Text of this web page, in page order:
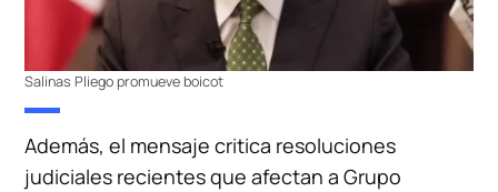
Salinas Pliego promueve boicot
Además, el mensaje critica resoluciones
judiciales recientes que afectan a Grupo